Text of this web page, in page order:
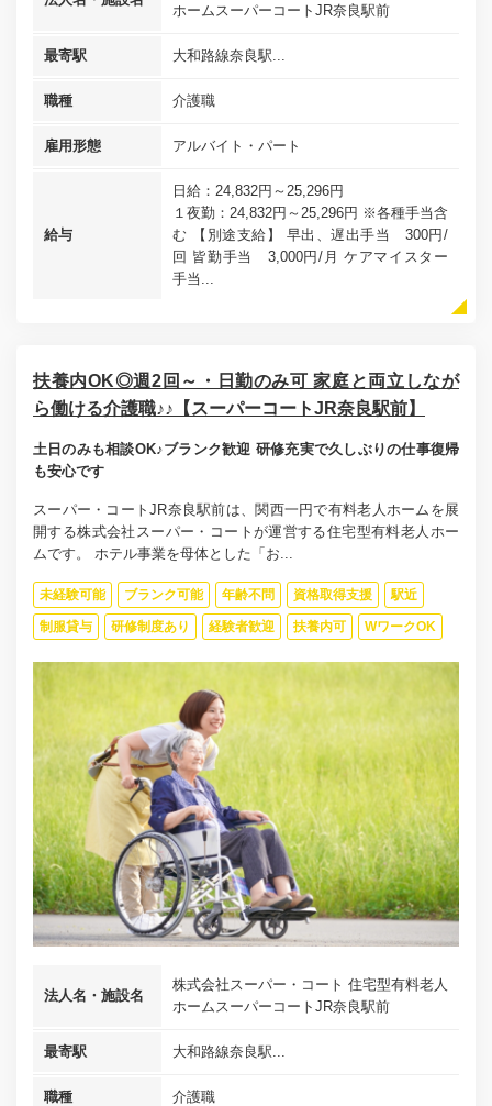
ホームスーパーコートJR奈良駅前
最寄駅 大和路線奈良駅...
職種 介護職
雇用形態 アルバイト・パート
給与
日給：24,832円～25,296円
１夜勤：24,832円～25,296円 ※各種手当含
む 【別途支給】 早出、遅出手当 300円/
回 皆勤手当 3,000円/月 ケアマイスター
手当...
扶養内OK◎週2回～・日勤のみ可 家庭と両立しなが
ら働ける介護職♪♪【スーパーコートJR奈良駅前】
土日のみも相談OK♪ブランク歓迎 研修充実で久しぶりの仕事復帰
も安心です
スーパー・コートJR奈良駅前は、関西一円で有料老人ホームを展
開する株式会社スーパー・コートが運営する住宅型有料老人ホー
ムです。 ホテル事業を母体とした「お...
未経験可能 ブランク可能 年齢不問 資格取得支援 駅近
制服貸与 研修制度あり 経験者歓迎 扶養内可 WワークOK
法人名・施設名
株式会社スーパー・コート 住宅型有料老人
ホームスーパーコートJR奈良駅前
最寄駅 大和路線奈良駅...
職種 介護職